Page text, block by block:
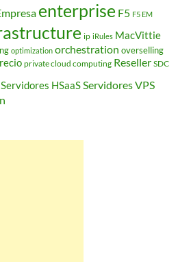
enterprise F5 F5 EM
ip iRules MacVittie
optimization orchestration overselling
private cloud computing Reseller SDC
Servidores HSaaSServidores VPS